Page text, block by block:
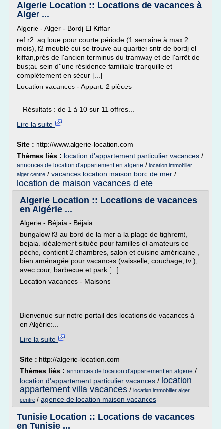
Algerie Location :: Locations de vacances à
Alger ...
Algerie - Alger - Bordj El Kiffan
ref r2: ag loue pour courte période (1 semaine à max 2
mois), f2 meublé qui se trouve au quartier sntr de bordj el
kiffan,prés de l'ancien terminus du tramway et de l'arrêt de
bus;au sein d''une résidence familiale tranquille et
complétement en sécur [...]
Location vacances - Appart. 2 pièces
_ Résultats : de 1 à 10 sur 11 offres...
Lire la suite
Site : http://www.algerie-location.com
Thèmes liés : location d'appartement particulier vacances /
annonces de location d'appartement en algerie / location immobilier
alger centre / vacances location maison bord de mer /
location de maison vacances d ete
Algerie Location :: Locations de vacances
en Algérie ...
Algerie - Béjaia - Béjaia
bungalow f3 au bord de la mer a la plage de tighremt,
bejaia. idéalement située pour familles et amateurs de
pèche, contient 2 chambres, salon et cuisine américaine ,
bien aménagée pour vacances (vaisselle, couchage, tv ),
avec cour, barbecue et park [...]
Location vacances - Maisons
Bienvenue sur notre portail des locations de vacances à
en Algérie:...
Lire la suite
Site : http://algerie-location.com
Thèmes liés : annonces de location d'appartement en algerie /
location d'appartement particulier vacances / location
appartement villa vacances / location immobilier alger
centre / agence de location maison vacances
Tunisie Location :: Locations de vacances
en Tunisie ...